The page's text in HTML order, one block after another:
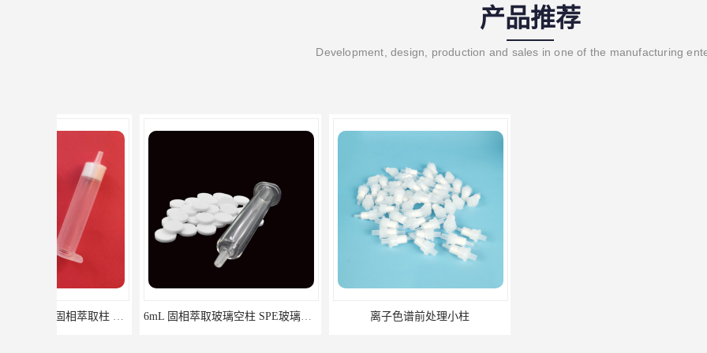
产品推荐
Development, design, production and sales in one of the manufacturing
6mL 固相萃取玻璃空柱 SPE玻璃空柱 离子色谱前处理小柱​